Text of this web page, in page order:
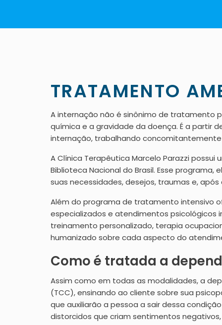
TRATAMENTO
A internação não é sinônimo de tratamento
química e a gravidade da doença. É a partir
internação, trabalhando
A Clínica Terapêutica Marcelo Parazzi
Biblioteca Nacional do Brasil. Esse
suas necessidades, desejos, traumas e,
Além do programa de tratamento intensivo
especializados e atendimentos psicológicos
treinamento personalizado, terapia
humanizado sobre cada aspecto do
Como é tratada a
Assim como em todas as modalidades, a
(TCC), ensinando ao cliente sobre sua
que auxiliarão a pessoa a sair dessa
distorcidos que criam sentimentos